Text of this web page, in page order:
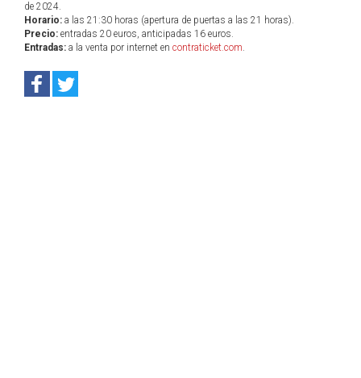
de 2024.
Horario: a las 21:30 horas (apertura de puertas a las 21 horas).
Precio: entradas 20 euros, anticipadas 16 euros.
Entradas: a la venta por internet en contraticket.com.